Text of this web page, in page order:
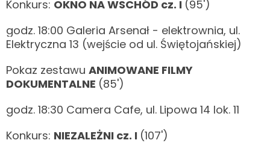
Konkurs: OKNO NA WSCHÓD cz. I (95')
godz. 18:00 Galeria Arsenał - elektrownia, ul.
Elektryczna 13 (wejście od ul. Świętojańskiej)
Pokaz zestawu ANIMOWANE FILMY
DOKUMENTALNE (85')
godz. 18:30 Camera Cafe, ul. Lipowa 14 lok. 11
Konkurs: NIEZALEŻNI cz. I (107')